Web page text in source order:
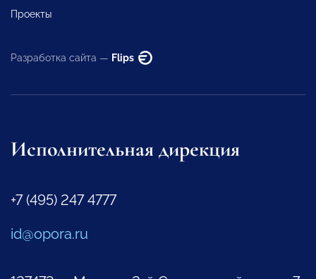
Проекты
Разработка сайта — Flips
Исполнительная дирекция
+7 (495) 247 4777
id@opora.ru